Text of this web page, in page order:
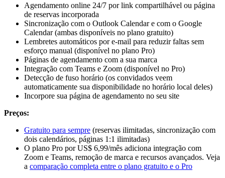
Agendamento online 24/7 por link compartilhável ou página
de reservas incorporada
Sincronização com o Outlook Calendar e com o Google
Calendar (ambas disponíveis no plano gratuito)
Lembretes automáticos por e-mail para reduzir faltas sem
esforço manual (disponível no plano Pro)
Páginas de agendamento com a sua marca
Integração com Teams e Zoom (disponível no Pro)
Detecção de fuso horário (os convidados veem
automaticamente sua disponibilidade no horário local deles)
Incorpore sua página de agendamento no seu site
Preços:
Gratuito para sempre (reservas ilimitadas, sincronização com
dois calendários, páginas 1:1 ilimitadas)
O plano Pro por US$ 6,99/mês adiciona integração com
Zoom e Teams, remoção de marca e recursos avançados. Veja
a comparação completa entre o plano gratuito e o Pro